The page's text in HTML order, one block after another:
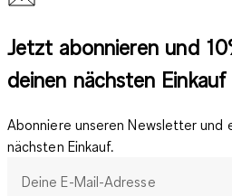
Jetzt abonnieren und
deinen nächsten
Abonniere unseren Newsletter und
nächsten Einkauf.
Deine E-Mail-Adresse